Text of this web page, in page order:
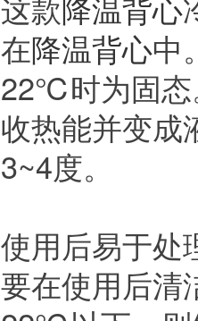
在降温背心中
22℃时为固态
收热能并变成
3~4度。
使用后易于处
要在使用后清